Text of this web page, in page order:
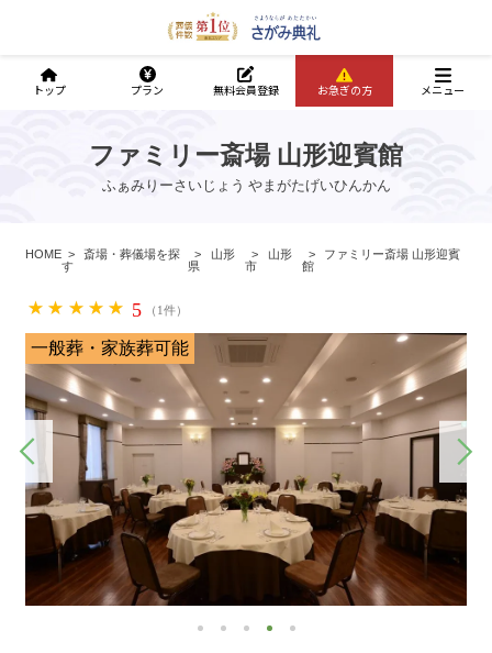
ファミリー斎場 山形迎賓館
ふぁみりーさいじょう やまがたげいひんかん
HOME
斎場・葬儀場を探
す
山形
県
山形
市
ファミリー斎場 山形迎賓
館
5 （1件）
一般葬・家族葬可能
トップ プラン 無料会員登録 お急ぎの方 メニュー